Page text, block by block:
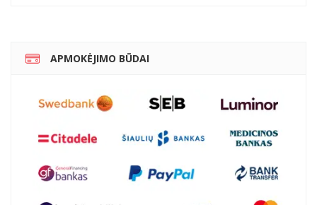
APMOKĖJIMO BŪDAI